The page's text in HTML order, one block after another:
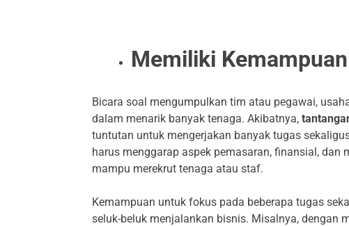
Memiliki
Bicara soal mengumpulkan tim atau pegawai,
dalam menarik banyak tenaga. Akibatnya,
tuntutan untuk mengerjakan banyak tugas
harus menggarap aspek pemasaran, finansial, dan
mampu merekrut tenaga atau staf.
Kemampuan untuk fokus pada beberapa tugas
seluk-beluk menjalankan bisnis. Misalnya, dengan